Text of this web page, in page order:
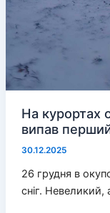
На курортах
випав перший
30.12.2025
26 грудня в
сніг. Невеликий,